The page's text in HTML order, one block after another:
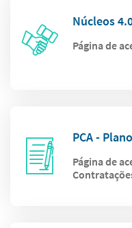
Núcleos
Página de
PCA -
Página de